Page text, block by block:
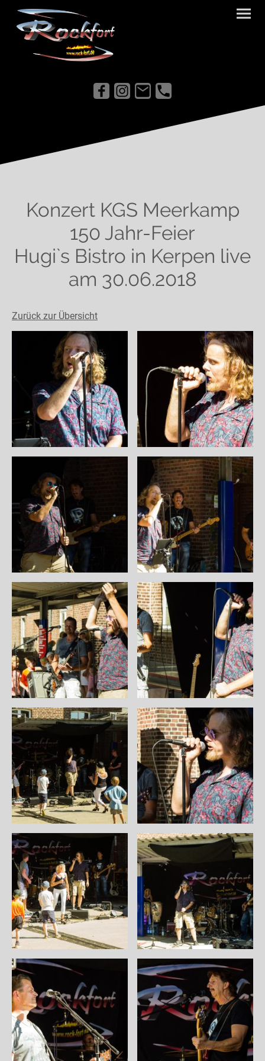
Konzert KGS Meerkamp
150 Jahr-Feier
Hugi`s Bistro in Kerpen live
am 30.06.2018
Zurück zur Übersicht